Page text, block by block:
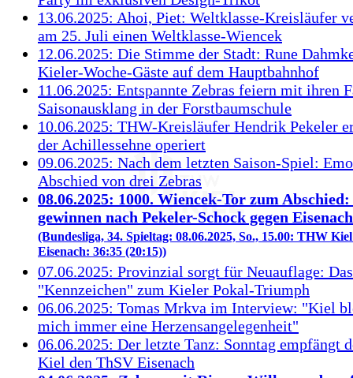
13.06.2025: Ahoi, Piet: Weltklasse-Kreisläufer
am 25. Juli einen Weltklasse-Wiencek
12.06.2025: Die Stimme der Stadt: Rune
Kieler-Woche-Gäste auf dem Hauptbahnhof
11.06.2025: Entspannte Zebras feiern mit ihren
Saisonausklang in der Forstbaumschule
10.06.2025: THW-Kreisläufer Hendrik Pekeler
der Achillessehne operiert
09.06.2025: Nach dem letzten Saison-Spiel:
Abschied von drei Zebras
08.06.2025: 1000. Wiencek-Tor zum
gewinnen nach Pekeler-Schock gegen Eisenach
(Bundesliga, 34. Spieltag: 08.06.2025, So., 15.00: THW
Eisenach: 36:35 (20:15))
07.06.2025: Provinzial sorgt für Neuauflage:
"Kennzeichen" zum Kieler Pokal-Triumph
06.06.2025: Tomas Mrkva im Interview: "Kiel
mich immer eine Herzensangelegenheit"
06.06.2025: Der letzte Tanz: Sonntag empfängt
Kiel den ThSV Eisenach